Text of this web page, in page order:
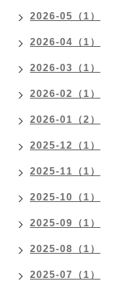
2026-05（1）
2026-04（1）
2026-03（1）
2026-02（1）
2026-01（2）
2025-12（1）
2025-11（1）
2025-10（1）
2025-09（1）
2025-08（1）
2025-07（1）